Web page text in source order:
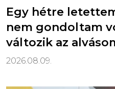
Egy hétre
nem gondoltam
változik az
2026.08.09.